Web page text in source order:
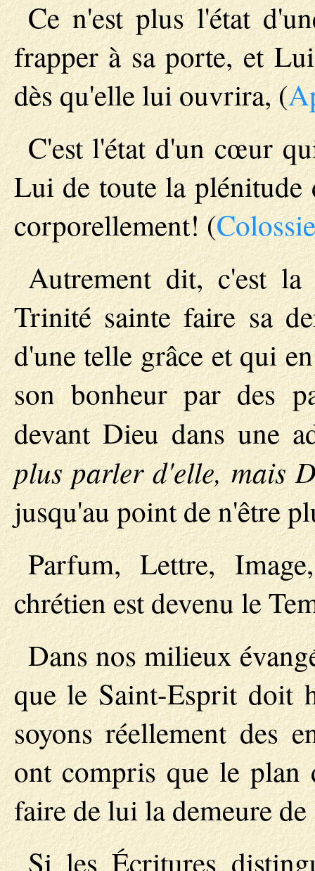
Ce n'est plus l'état
frapper à sa porte, et
dès qu'elle lui ouvrira, (
C'est l'état d'un cœur
Lui de toute la
corporellement! (
Autrement dit, c'est
Trinité sainte faire sa
d'une telle grâce et qui
son bonheur par des
devant Dieu dans une
plus parler d'elle, mais
jusqu'au point de n'être
Parfum, Lettre,
chrétien est devenu le
Dans nos milieux
que le Saint-Esprit doit
soyons réellement des
ont compris que le plan
faire de lui la demeure
Si les Écritures